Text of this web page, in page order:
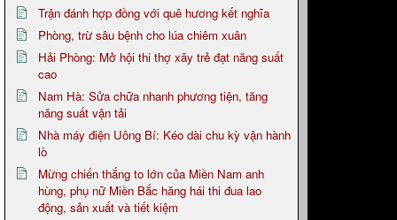
Trận đánh hợp đồng với quê hương kết nghĩa
Phòng, trừ sâu bệnh cho lúa chiêm xuân
Hải Phòng: Mở hội thi thợ xây trẻ đạt năng suất
cao
Nam Hà: Sửa chữa nhanh phương tiện, tăng
năng suất vận tải
Nhà máy điện Uông Bí: Kéo dài chu kỳ vận hành
lò
Mừng chiến thắng to lớn của Miền Nam anh
hùng, phụ nữ Miền Bắc hăng hái thi đua lao
động, sản xuất và tiết kiệm